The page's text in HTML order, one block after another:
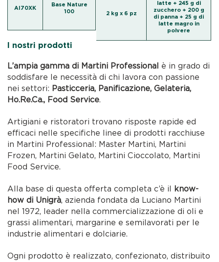
AI70XK
Base Nature
100
2 kg x 6 pz
latte + 245 g di
zucchero + 200 g
di panna + 25 g di
latte magro in
polvere
I nostri prodotti
L’ampia gamma di Martini Professional è in grado di
soddisfare le necessità di chi lavora con passione
nei settori: Pasticceria, Panificazione, Gelateria,
Ho.Re.Ca., Food Service.
Artigiani e ristoratori trovano risposte rapide ed
efficaci nelle specifiche linee di prodotti racchiuse
in Martini Professional: Master Martini, Martini
Frozen, Martini Gelato, Martini Cioccolato, Martini
Food Service.
Alla base di questa offerta completa c’è il know-
how di Unigrà, azienda fondata da Luciano Martini
nel 1972, leader nella commercializzazione di oli e
grassi alimentari, margarine e semilavorati per le
industrie alimentari e dolciarie.
Ogni prodotto è realizzato, confezionato, distribuito